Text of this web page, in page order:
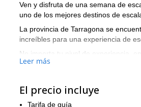
Ven y disfruta de una semana de
uno de los mejores destinos de
La provincia de Tarragona se
increíbles para una experiencia de
No importa tu nivel de experiencia,
desafío divertido entre las
increíble variedad de rutas, rodeado
como El Herbolario. Siurana atrae a
Leer más
El precio incluye
Tarifa de guía